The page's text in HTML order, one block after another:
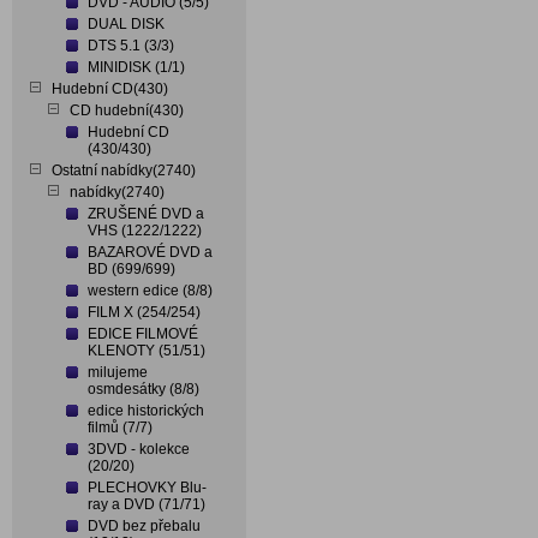
DUAL DISK
DTS 5.1 (3/3)
MINIDISK (1/1)
Hudební CD(430)
CD hudební(430)
Hudební CD
(430/430)
Ostatní nabídky(2740)
nabídky(2740)
ZRUŠENÉ DVD a
VHS (1222/1222)
BAZAROVÉ DVD a
BD (699/699)
western edice (8/8)
FILM X (254/254)
EDICE FILMOVÉ
KLENOTY (51/51)
milujeme
osmdesátky (8/8)
edice historických
filmů (7/7)
3DVD - kolekce
(20/20)
PLECHOVKY Blu-
ray a DVD (71/71)
DVD bez přebalu